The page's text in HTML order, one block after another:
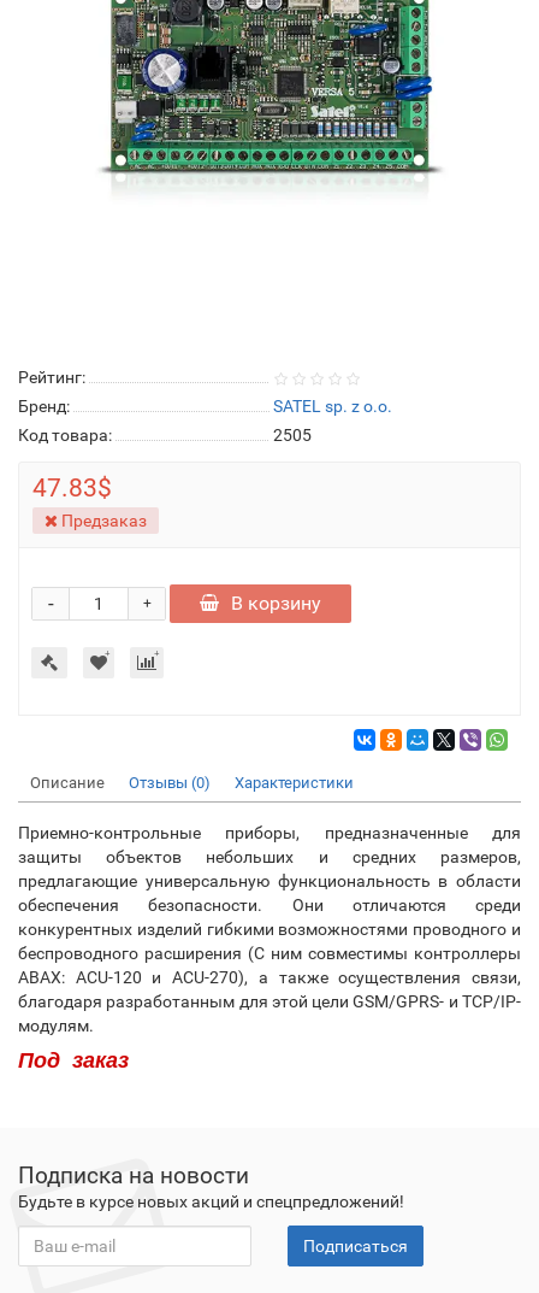
Рейтинг:
Бренд:
SATEL sp. z o.o.
Код товара:
2505
47.83$
Предзаказ
+
- В корзину
Описание Отзывы (0) Характеристики
Приемно-контрольные приборы, предназначенные для
защиты объектов небольших и средних размеров,
предлагающие универсальную функциональность в области
обеспечения безопасности. Они отличаются среди
конкурентных изделий гибкими возможностями проводного и
беспроводного расширения (С ним совместимы контроллеры
ABAX: ACU-120 и ACU-270), а также осуществления связи,
благодаря разработанным для этой цели GSM/GPRS- и TCP/IP-
модулям.
Под заказ
Подписка на новости
Будьте в курсе новых акций и спецпредложений!
Подписаться